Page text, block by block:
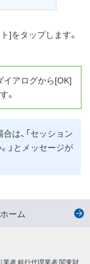
]をタップします。
アログから[OK]
。
は、「セッション
」とメッセージが
ホーム
業者 銀行代理業者 関東財